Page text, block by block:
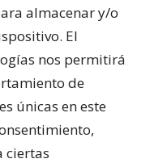
almacenar y/o
El
nos permitirá
de
únicas en este
ciertas
Profesionales
abatibles para